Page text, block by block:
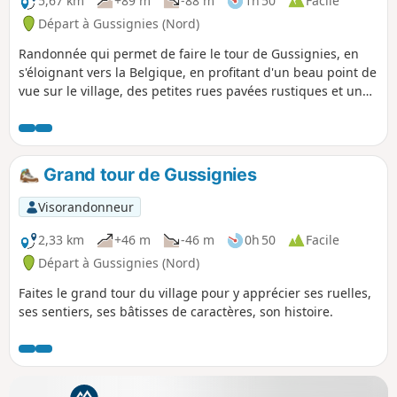
Départ à Gussignies (Nord)
Randonnée qui permet de faire le tour de Gussignies, en
s'éloignant vers la Belgique, en profitant d'un beau point de
vue sur le village, des petites rues pavées rustiques et un
Grand tour de Gussignies
Visorandonneur
2,33 km
+46 m -46 m 0h 50
Facile
Départ à Gussignies (Nord)
Faites le grand tour du village pour y apprécier ses ruelles,
ses sentiers, ses bâtisses de caractères, son histoire.